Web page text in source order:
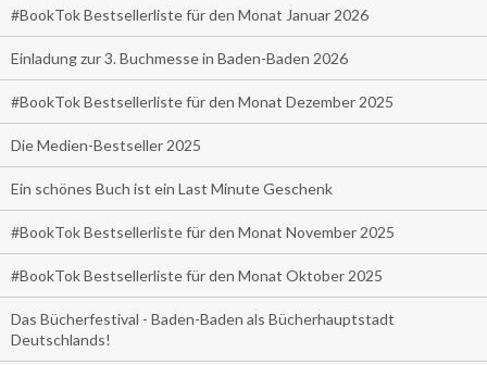
#BookTok Bestsellerliste für den Monat Januar 2026
Einladung zur 3. Buchmesse in Baden-Baden 2026
#BookTok Bestsellerliste für den Monat Dezember 2025
Die Medien-Bestseller 2025
Ein schönes Buch ist ein Last Minute Geschenk
#BookTok Bestsellerliste für den Monat November 2025
#BookTok Bestsellerliste für den Monat Oktober 2025
Das Bücherfestival - Baden-Baden als Bücherhauptstadt
Deutschlands!